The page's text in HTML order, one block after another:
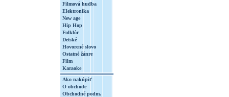
Filmová hudba
Elektronika
New age
Hip Hop
Folklór
Detské
Hovorené slovo
Ostatné žánre
Film
Karaoke
Ako nakúpiť
O obchode
Obchodné podm.